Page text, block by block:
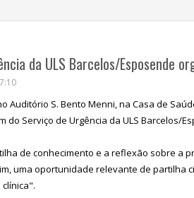
da ULS Barcelos/Esposende
Auditório S. Bento Menni, na Casa de
do Serviço de Urgência da ULS Barcelos/
de conhecimento e a reflexão sobre a
uma oportunidade relevante de partilha